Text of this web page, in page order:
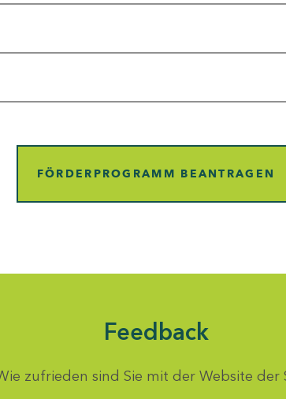
FÖRDERPROGRAMM BEANTRAGEN
Feedback
zufrieden sind Sie mit der Website der